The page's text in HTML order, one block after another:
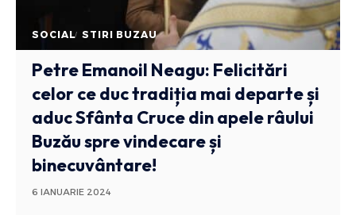
SOCIAL STIRI BUZAU
Petre Emanoil Neagu: Felicitări
celor ce duc tradiția mai departe și
aduc Sfânta Cruce din apele râului
Buzău spre vindecare și
binecuvântare!
6 IANUARIE 2024